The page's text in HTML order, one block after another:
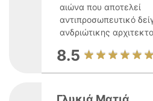
αιώνα που αποτελεί
αντιπροσωπευτικό
ανδριώτικης
8.5